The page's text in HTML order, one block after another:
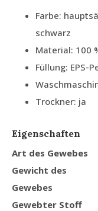
Farbe:
schwarz
Material: 100
Füllung: EPS-
Trockner: ja
Eigenschaften
Art des Gewebes
Gewicht des
Gewebes
Gewebter Stoff